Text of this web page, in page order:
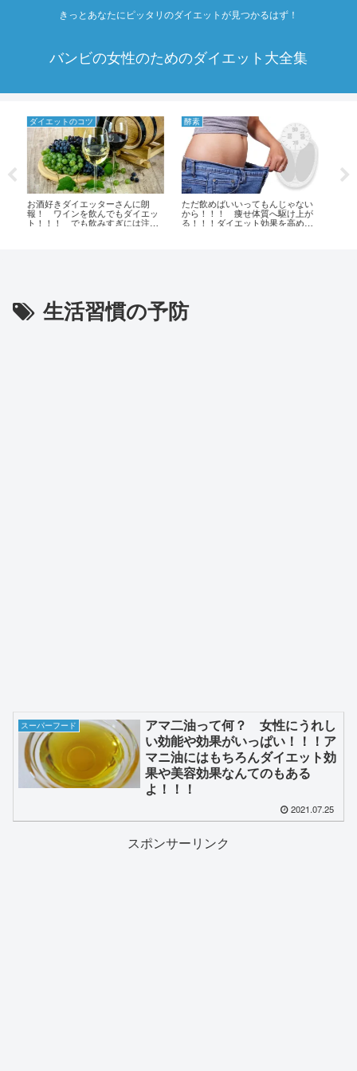
きっとあなたにピッタリのダイエットが見つかるはず！
バンビの女性のためのダイエット大全集
さんに朗
もダイエッ
ぎには注意
酵素
ただ飲めばいいってもんじゃない
から！！！ 痩せ体質へ駆け上が
る！！！ダイエット効果を高める
おすすめ商品
【青汁ラーメンスープ】で美味
く食べてダイエット！！！ 置
換えダイエットにピッタ
生活習慣の予防
スーパーフード
アマ二油って何？ 女性にうれし
い効能や効果がいっぱい！！！ア
マニ油にはもちろんダイエット効
果や美容効果なんてのもある
よ！！！
2021.07.25
スポンサーリンク